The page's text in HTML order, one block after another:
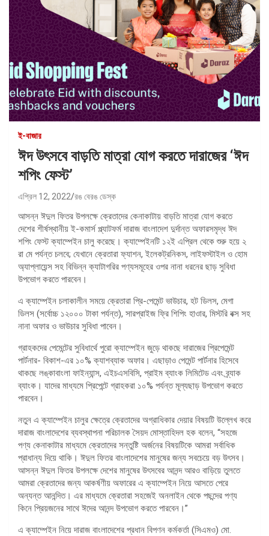
ই-বাজার
ঈদ উৎসবে বাড়তি মাত্রা যোগ করতে দারাজের ‘ঈদ
শপিং ফেস্ট’
এপ্রিল 12, 2022 রঙ বেরঙ ডেস্ক
আসন্ন ঈদুল ফিতর উপলক্ষে ক্রেতাদের কেনাকাটায় বাড়তি মাত্রা যোগ করতে
দেশের শীর্ষস্থানীয় ই-কমার্স প্ল্যাটফর্ম দারাজ বাংলাদেশ দুর্দান্ত অফারসমৃদ্ধ ঈদ
শপিং ফেস্ট ক্যাম্পেইন চালু করেছে। ক্যাম্পেইনটি ১২ই এপ্রিল থেকে শুরু হয়ে ২
রা মে পর্যন্ত চলবে; যেখানে ক্রেতারা ফ্যাশন, ইলেকট্রনিকস, লাইফস্টাইল ও হোম
অ্যাপ্লায়েন্স সহ বিভিন্ন ক্যাটাগরির পণ্যসমূহের ওপর নানা ধরনের ছাড় সুবিধা
উপভোগ করতে পারবেন।
এ ক্যাম্পেইন চলাকালীন সময়ে ক্রেতারা প্রি-পেমেন্ট ভাউচার, হট ডিলস, মেগা
ডিলস (সর্বোচ্চ ১২০০০ টাকা পর্যন্ত), সারপ্রাইজ ফ্রি শিপিং হাওার, মিস্টরি বক্স সহ
নানা অফার ও ভাউচার সুবিধা পাবেন।
গ্রাহকদের পেমেন্টের সুবিধার্থে পুরো ক্যাম্পেইন জুড়ে থাকছে দারাজের প্রিপেমেন্ট
পার্টনার- বিকাশ-এর ১০% ক্যাশব্যাক অফার। এছাড়াও পেমেন্ট পার্টনার হিসেবে
থাকছে লঙ্কাবাংলা ফাইন্যান্স, এইচএসবিসি, প্রাইম ব্যাংক লিমিটেড এবং ব্র্যাক
ব্যাংক। যাদের মাধ্যমে প্রিপেন্টে গ্রাহকরা ১০% পর্যন্ত মূল্যছাড় উপভোগ করতে
পারবেন।
নতুন এ ক্যাম্পেইন চালুর ক্ষেত্রে ক্রেতাদের অগ্রাধিকার দেয়ার বিষয়টি উল্লেখ করে
দারাজ বাংলাদেশের ব্যবস্থাপনা পরিচালক সৈয়দ মোস্তাহিদল হক বলেন, “সহজে
পণ্য কেনাকাটার মাধ্যমে ক্রেতাদের সন্তুষ্টি অর্জনের বিষয়টিকে আমরা সর্বাধিক
প্রাধান্য দিয়ে থাকি। ঈদুল ফিতর বাংলাদেশের মানুষের জন্য সবচেয়ে বড় উৎসব।
আসন্ন ঈদুল ফিতর উপলক্ষে দেশের মানুষের উৎসবের আনন্দ আরও বাড়িয়ে তুলতে
আমরা ক্রেতাদের জন্য আকর্ষণীয় অফারের এ ক্যাম্পেইন নিয়ে আসতে পেরে
অন্যন্ত আনন্দিত। এর মাধ্যমে ক্রেতারা সহজেই অনলাইন থেকে পছন্দের পণ্য
কিনে প্রিয়জনের সাথে ঈদের আনন্দ উপভোগ করতে পারবেন।”
এ ক্যাম্পেইন নিয়ে দারাজ বাংলাদেশের প্রধান বিপণন কর্মকর্তা (সিএমও) মো.